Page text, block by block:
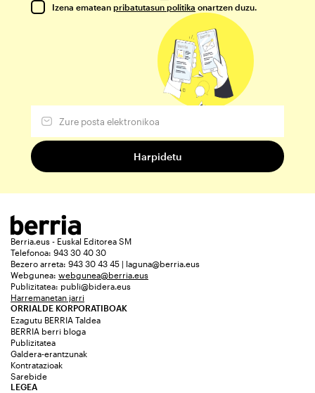
Izena ematean pribatutasun politika onartzen duzu.
Berria.eus - Euskal Editorea SM
Telefonoa: 943 30 40 30
Bezero arreta: 943 30 43 45 | laguna@berria.eus
Webgunea: webgunea@berria.eus
Publizitatea: publi@bidera.eus
Harremanetan jarri
ORRIALDE KORPORATIBOAK
Ezagutu BERRIA Taldea
BERRIA berri bloga
Publizitatea
Galdera-erantzunak
Kontratazioak
Sarebide
LEGEA